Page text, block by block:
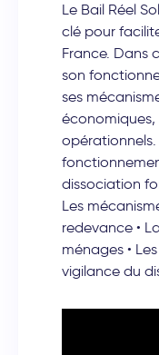
Le Bail Réel
clé pour
France. Dans
son
ses
économiques,
opérationnels.
dissociation
Les
redevance •
ménages •
vigilance du